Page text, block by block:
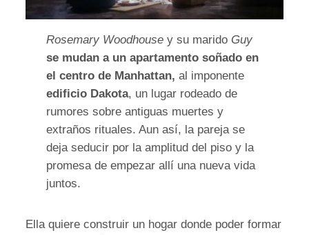
Rosemary Woodhouse y su marido Guy
se mudan a un apartamento soñado en
el centro de Manhattan, al imponente
edificio Dakota, un lugar rodeado de
rumores sobre antiguas muertes y
extraños rituales. Aun así, la pareja se
deja seducir por la amplitud del piso y la
promesa de empezar allí una nueva vida
juntos.
Ella quiere construir un hogar donde poder formar